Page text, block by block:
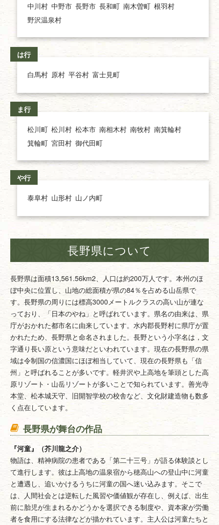
中川村 中野市 長野市 長和町 南木曽町 根羽村
野沢温泉村
は行
白馬村 原村 平谷村 富士見町
ま行
松川町 松川村 松本市 南相木村 南牧村 南箕輪村
箕輪町 宮田村 御代田町
や行
泰阜村 山形村 山ノ内町
長野県について
長野県は面積13,561.56km2、人口は約200万人です。本州のほ
ぼ中央に位置し、山地の総面積が県の84％を占める山岳県で
す。長野県の周りには標高3000メートルクラスの高い山が連な
っており、「日本のやね」と呼ばれています。県名の由来は、県
庁がおかれた都市名に由来しています。水内郡長野村に県庁が置
かれたため、長野県と命名されました。長野という小字名は，文
字通り長い原という意味だといわれています。現在の長野県の県
域は令制国の信濃国にほぼ相当していて、現在の長野県も「信
州」と呼ばれることが多いです。軽井沢や上高地を筆頭とした高
原リゾート・山岳リゾートが多いことで知られています。善光寺
本堂、松本城天守、旧開智学校の校舎など、文化財建造物も数多
く点在しています。
長野県が舞台の作品
『河童』（芥川龍之介）
物語は、精神病院の患者である「第二十三号」が語る体験談とし
て進行します。彼は上高地の温泉宿から穂高山への登山中に河童
と遭遇し、追いかけるうちに河童の国へ迷い込みます。そこで
は、人間社会とは逆転した風習や価値観が存在し、例えば、出生
前に胎児が生まれるかどうかを選択できる制度や、資本家が労働
者を食用にする法律などが描かれています。主人公は河童たちと